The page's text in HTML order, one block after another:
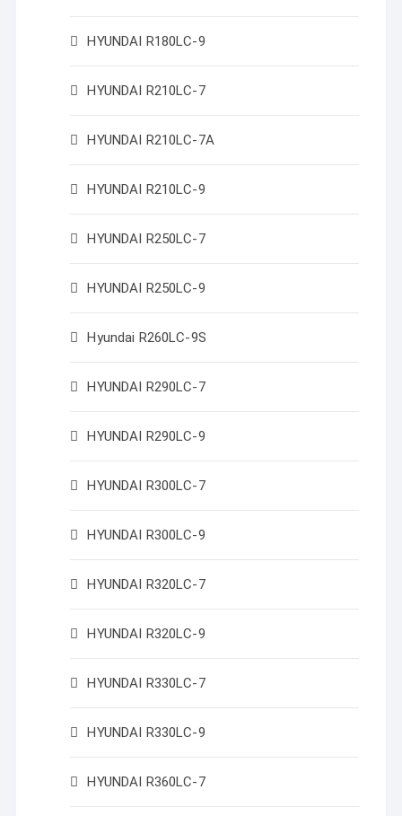
HYUNDAI R180LC-9
HYUNDAI R210LC-7
HYUNDAI R210LC-7A
HYUNDAI R210LC-9
HYUNDAI R250LC-7
HYUNDAI R250LC-9
Hyundai R260LC-9S
HYUNDAI R290LC-7
HYUNDAI R290LC-9
HYUNDAI R300LC-7
HYUNDAI R300LC-9
HYUNDAI R320LC-7
HYUNDAI R320LC-9
HYUNDAI R330LC-7
HYUNDAI R330LC-9
HYUNDAI R360LC-7